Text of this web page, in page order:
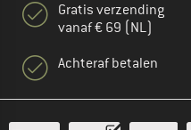
Gratis verzending
vanaf € 69 (NL)
Achteraf betalen